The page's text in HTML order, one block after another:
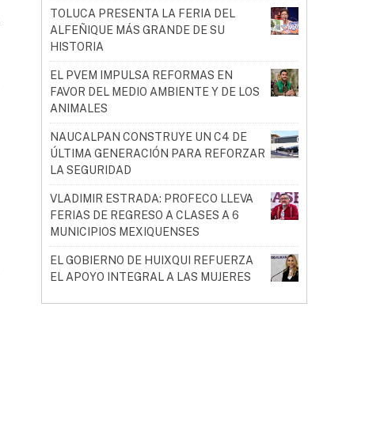
TOLUCA PRESENTA LA FERIA DEL
ALFEÑIQUE MÁS GRANDE DE SU
HISTORIA
EL PVEM IMPULSA REFORMAS EN
FAVOR DEL MEDIO AMBIENTE Y DE LOS
ANIMALES
NAUCALPAN CONSTRUYE UN C4 DE
ÚLTIMA GENERACIÓN PARA REFORZAR
LA SEGURIDAD
VLADIMIR ESTRADA: PROFECO LLEVA
FERIAS DE REGRESO A CLASES A 6
MUNICIPIOS MEXIQUENSES
EL GOBIERNO DE HUIXQUI REFUERZA
EL APOYO INTEGRAL A LAS MUJERES